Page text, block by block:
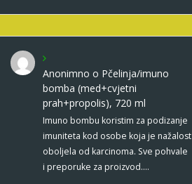
Anonimno o Pčelinja/imuno
bomba (med+cvjetni
prah+propolis), 720 ml
Imuno bombu koristim za podizanje
imuniteta kod osobe koja je nažalost
oboljela od karcinoma. Sve pohvale
i preporuke za proizvod.…